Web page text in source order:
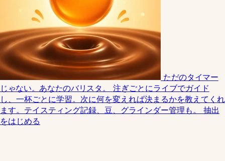
ただのタイマー
じゃない。あなたのバリスタ。
注ぎごとにライブでガイド
し、一杯ごとに学習。次に何を変えれば決まるかを教えてくれ
ます。テイスティング記録、豆、グラインダー管理も。
抽出
をはじめる